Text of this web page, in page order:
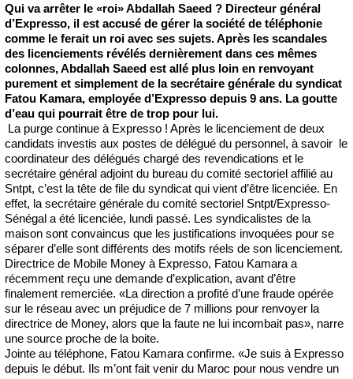
Qui va arrêter le «roi» Abdallah Saeed ? Directeur général
d’Expresso, il est accusé de gérer la société de téléphonie
comme le ferait un roi avec ses sujets. Après les scandales
des licenciements révélés dernièrement dans ces mêmes
colonnes, Abdallah Saeed est allé plus loin en renvoyant
purement et simplement de la secrétaire générale du syndicat
Fatou Kamara, employée d’Expresso depuis 9 ans. La goutte
d’eau qui pourrait être de trop pour lui.
La purge continue à Expresso ! Après le licenciement de deux
candidats investis aux postes de délégué du personnel, à savoir le
coordinateur des délégués chargé des revendications et le
secrétaire général adjoint du bureau du comité sectoriel affilié au
Sntpt, c’est la tête de file du syndicat qui vient d’être licenciée. En
effet, la secrétaire générale du comité sectoriel Sntpt/Expresso-
Sénégal a été licenciée, lundi passé. Les syndicalistes de la
maison sont convaincus que les justifications invoquées pour se
séparer d’elle sont différents des motifs réels de son licenciement.
Directrice de Mobile Money à Expresso, Fatou Kamara a
récemment reçu une demande d’explication, avant d’être
finalement remerciée. «La direction a profité d’une fraude opérée
sur le réseau avec un préjudice de 7 millions pour renvoyer la
directrice de Money, alors que la faute ne lui incombait pas», narre
une source proche de la boite.
Jointe au téléphone, Fatou Kamara confirme. «Je suis à Expresso
depuis le début. Ils m’ont fait venir du Maroc pour nous vendre un